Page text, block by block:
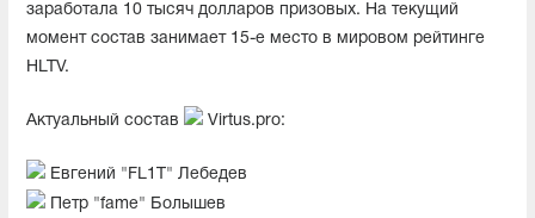
заработала 10 тысяч долларов призовых. На текущий
момент состав занимает 15-е место в мировом рейтинге
HLTV.
Актуальный состав Virtus.pro:
Евгений "FL1T" Лебедев
Петр "fame" Болышев